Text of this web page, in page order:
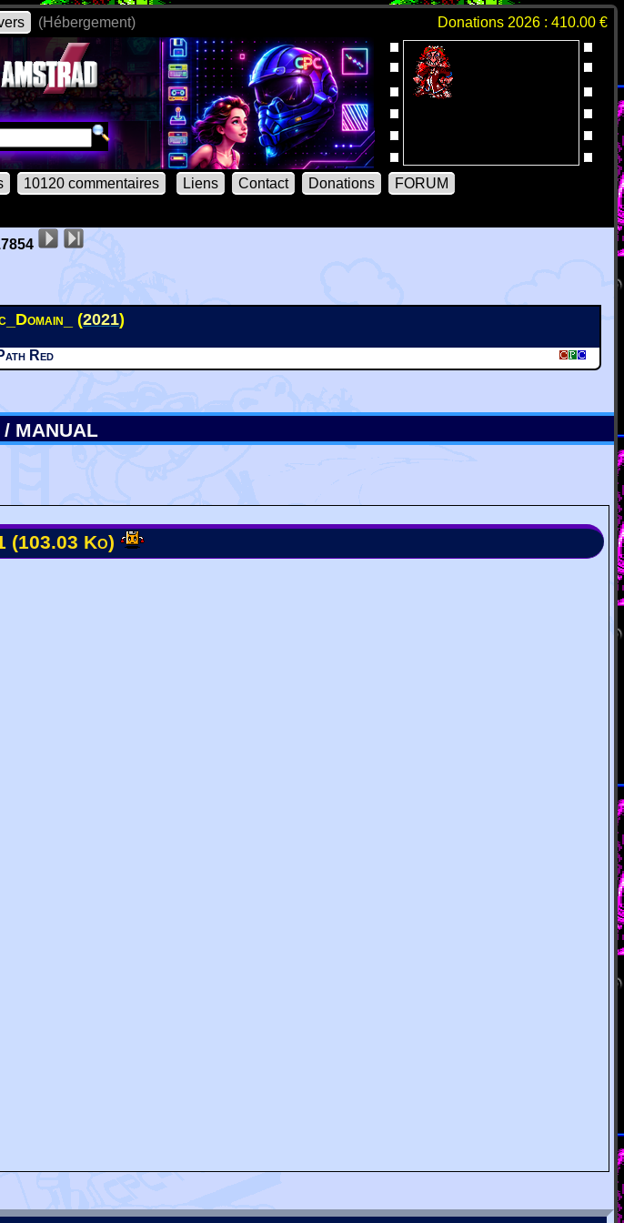
(Hébergement) Donations 2026 : 410.00 €
10120 commentaires Liens Contact Donations
FORUM
(2021)
Red
/ MANUAL
(103.03 Ko)